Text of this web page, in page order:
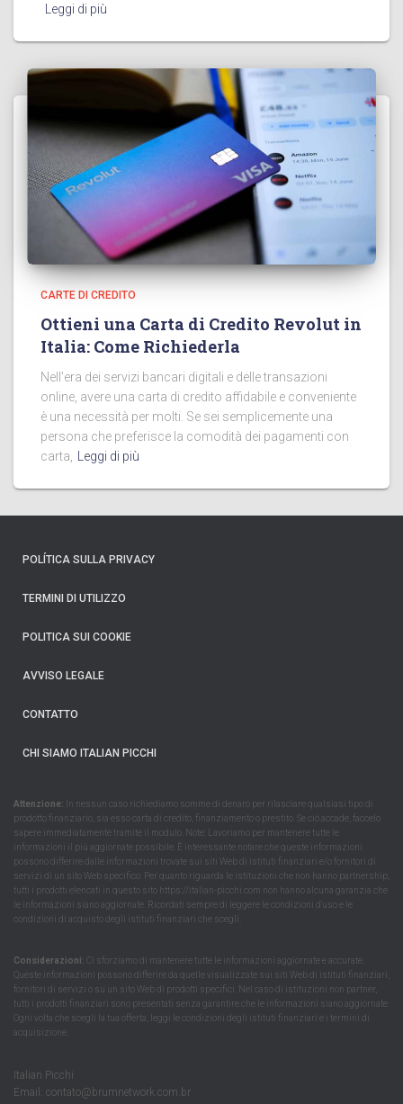
Leggi di più
CARTE DI CREDITO
Ottieni una Carta di Credito Revolut in
Italia: Come Richiederla
Nell’era dei servizi bancari digitali e delle transazioni
online, avere una carta di credito affidabile e conveniente
è una necessità per molti. Se sei semplicemente una
persona che preferisce la comodità dei pagamenti con
carta,
Leggi di più
POLÍTICA SULLA PRIVACY
TERMINI DI UTILIZZO
POLITICA SUI COOKIE
AVVISO LEGALE
CONTATTO
CHI SIAMO ITALIAN PICCHI
Attenzione: In nessun caso richiediamo somme di denaro per rilasciare qualsiasi tipo di
prodotto finanziario, sia esso carta di credito, finanziamento o prestito. Se ciò accade, faccelo
sapere immediatamente tramite il modulo. Note: Lavoriamo per mantenere tutte le
informazioni il più aggiornate possibile. È interessante notare che queste informazioni
possono differire dalle informazioni trovate sui siti Web di istituti finanziari e/o fornitori di
servizi di un sito Web specifico. Per quanto riguarda le istituzioni che non hanno partnership,
tutti i prodotti elencati in questo sito https://italian-picchi.com non hanno alcuna garanzia che
le informazioni siano aggiornate. Ricordati sempre di leggere le condizioni d'uso e le
condizioni di acquisto degli istituti finanziari che scegli.
Considerazioni: Ci sforziamo di mantenere tutte le informazioni aggiornate e accurate.
Queste informazioni possono differire da quelle visualizzate sui siti Web di istituti finanziari,
fornitori di servizi o su un sito Web di prodotti specifici. Nel caso di istituzioni non partner,
tutti i prodotti finanziari sono presentati senza garantire che le informazioni siano aggiornate.
Ogni volta che scegli la tua offerta, leggi le condizioni degli istituti finanziari e i termini di
acquisizione.
Italian Picchi
Email: contato@brumnetwork.com.br